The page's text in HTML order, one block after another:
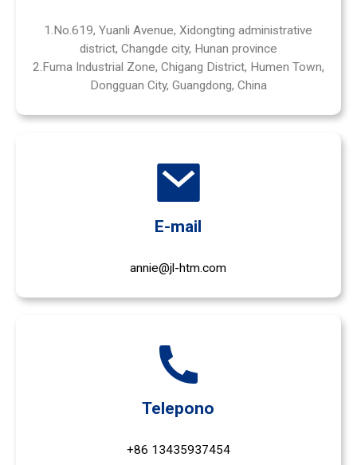
1.No.619, Yuanli Avenue, Xidongting administrative
district, Changde city, Hunan province
2.Fuma Industrial Zone, Chigang District, Humen Town,
Dongguan City, Guangdong, China
E-mail
annie@jl-htm.com
Telepono
+86 13435937454